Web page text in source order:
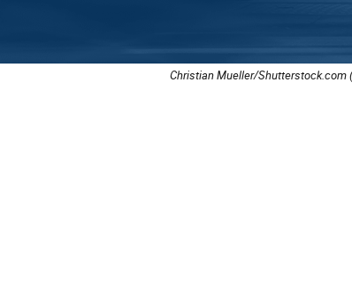
Christian Mueller/Shutterstock.com (